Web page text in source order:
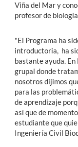
Viña del Mar y
profesor de
"El Programa ha
introductoria, ha
bastante ayuda.
grupal donde
nosotros dijimos
para las
de aprendizaje
así que de
estudiante que
Ingeniería Civil